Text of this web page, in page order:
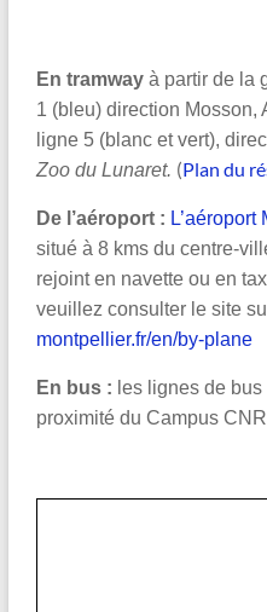
En tramwayà partir de la
1 (bleu) direction Mosson,
ligne 5 (blanc et vert),
Zoo du Lunaret. (Plan du
De l’aéroport :
situé à 8 kms du centre-
rejoint en navette ou en
veuillez consulter le site
montpellier.fr/en/by-plane
En bus : les lignes de bus
proximité du Campus